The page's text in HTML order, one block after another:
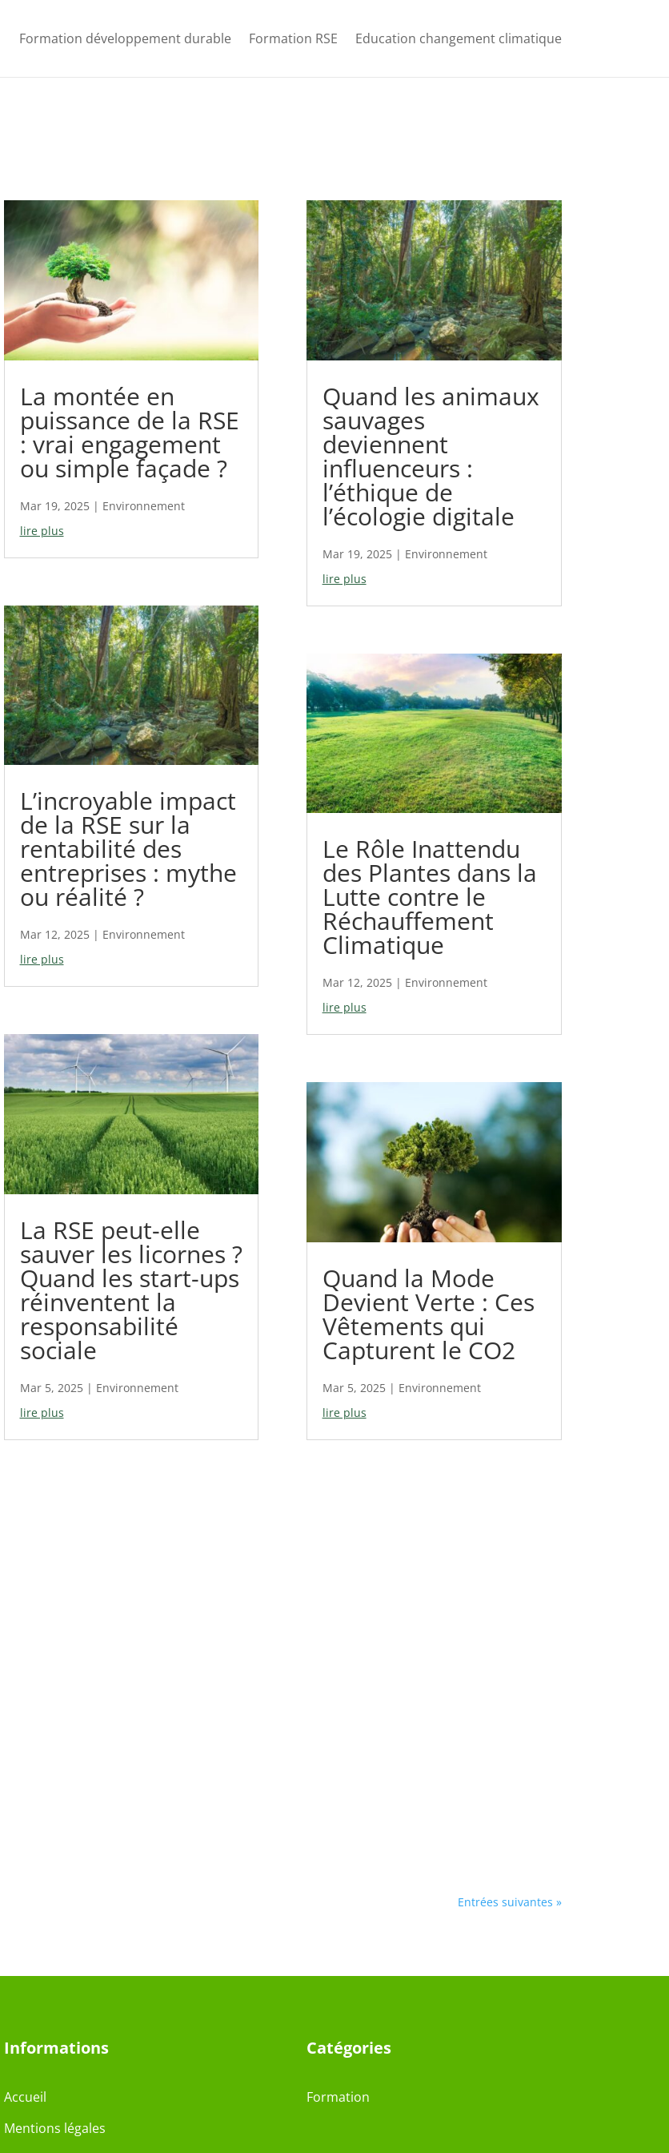
Formation développement durable Formation RSE Education changement climatique
La montée en
puissance de la RSE
: vrai engagement
ou simple façade ?
Mar 19, 2025| Environnement
lire plus
L’incroyable impact
de la RSE sur la
rentabilité des
entreprises : mythe
ou réalité ?
Mar 12, 2025| Environnement
lire plus
La RSE peut-elle
sauver les licornes ?
Quand les start-ups
réinventent la
responsabilité
sociale
Mar 5, 2025| Environnement
lire plus
Quand les animaux
sauvages
deviennent
influenceurs :
l’éthique de
l’écologie digitale
Mar 19, 2025| Environnement
lire plus
Le Rôle Inattendu
des Plantes dans la
Lutte contre le
Réchauffement
Climatique
Mar 12, 2025| Environnement
lire plus
Quand la Mode
Devient Verte : Ces
Vêtements qui
Capturent le CO2
Mar 5, 2025| Environnement
lire plus
Entrées suivantes »
Informations
Accueil
Mentions légales
Catégories
Formation